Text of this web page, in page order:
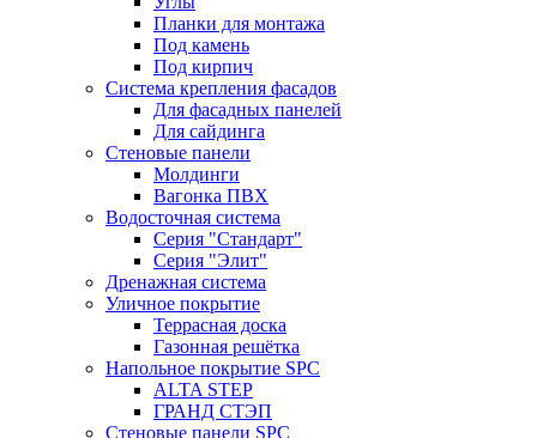
Планки для монтажа
Под камень
Под кирпич
Система крепления фасадов
Для фасадных панелей
Для сайдинга
Стеновые панели
Молдинги
Вагонка ПВХ
Водосточная система
Серия "Стандарт"
Серия "Элит"
Дренажная система
Уличное покрытие
Террасная доска
Газонная решётка
Напольное покрытие SPC
ALTA STEP
ГРАНД СТЭП
Стеновые панели SPC